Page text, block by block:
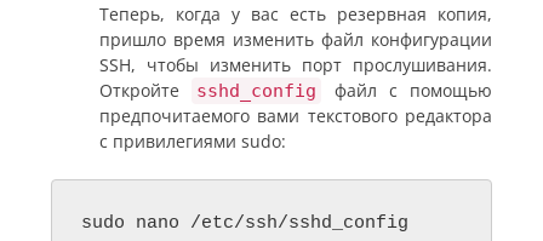
Теперь, когда у вас есть резервная копия,
пришло время изменить файл конфигурации
SSH, чтобы изменить порт прослушивания.
Откройте
sshd_config
файл с помощью
предпочитаемого вами текстового редактора
с привилегиями sudo:
sudo nano /etc/ssh/sshd_config